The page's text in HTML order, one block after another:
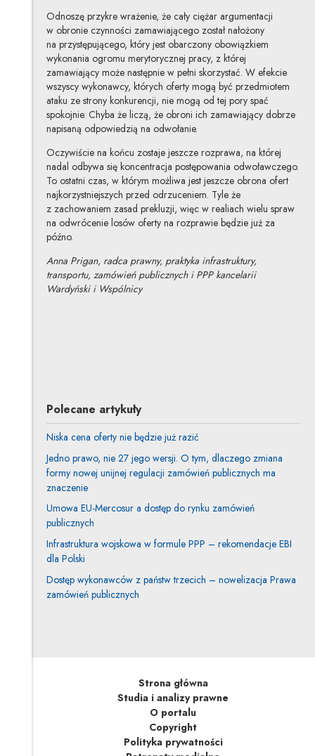
Odnoszę przykre wrażenie, że cały ciężar argumentacji
w obronie czynności zamawiającego został nałożony
na przystępującego, który jest obarczony obowiązkiem
wykonania ogromu merytorycznej pracy, z której
zamawiający może następnie w pełni skorzystać. W efekcie
wszyscy wykonawcy, których oferty mogą być przedmiotem
ataku ze strony konkurencji, nie mogą od tej pory spać
spokojnie. Chyba że liczą, że obroni ich zamawiający dobrze
napisaną odpowiedzią na odwołanie.
Oczywiście na końcu zostaje jeszcze rozprawa, na której
nadal odbywa się koncentracja postępowania odwoławczego.
To ostatni czas, w którym możliwa jest jeszcze obrona ofert
najkorzystniejszych przed odrzuceniem. Tyle że
z zachowaniem zasad prekluzji, więc w realiach wielu spraw
na odwrócenie losów oferty na rozprawie będzie już za
późno.
Anna Prigan, radca prawny, praktyka infrastruktury,
transportu, zamówień publicznych i PPP kancelarii
Wardyński i Wspólnicy
Polecane artykuły
Niska cena oferty nie będzie już razić
Jedno prawo, nie 27 jego wersji. O tym, dlaczego zmiana
formy nowej unijnej regulacji zamówień publicznych ma
znaczenie
Umowa EU-Mercosur a dostęp do rynku zamówień
publicznych
Infrastruktura wojskowa w formule PPP – rekomendacje EBI
dla Polski
Dostęp wykonawców z państw trzecich – nowelizacja Prawa
zamówień publicznych
Strona główna
Studia i analizy prawne
O portalu
Copyright
Polityka prywatności